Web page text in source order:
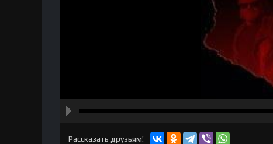
Рассказать друзьям!